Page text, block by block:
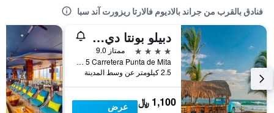
فنادق بالقرب من جراند بالاديوم فالارتا ريزورت آند سبا
دبيلو بونتا دي ميتا
4 نجوم
ممتاز 9.0
Km 8 5 Carretera Punta de Mita, بونتا دي ميتا, ولاية ناياريت, المكسيك
2.5 كيلومتر عن وسط المدينة
1,100 ﷼
عرض